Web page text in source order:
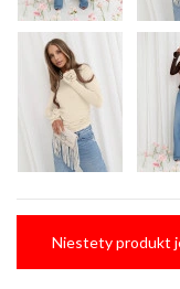
Niestety produkt